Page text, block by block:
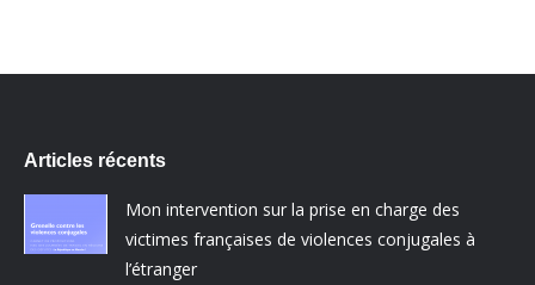
Articles récents
Mon intervention sur la prise en charge des
victimes françaises de violences conjugales à
l’étranger